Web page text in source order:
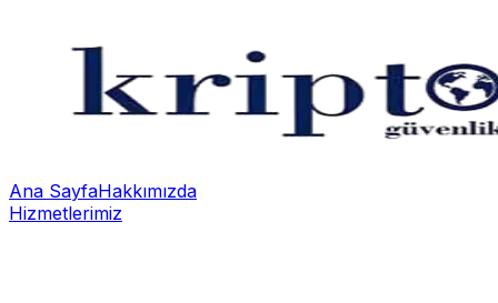
Ana SayfaHakkımızda
Hizmetlerimiz